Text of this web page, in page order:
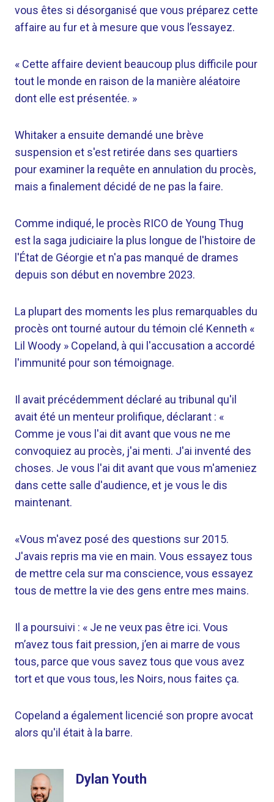
vous êtes si désorganisé que vous préparez cette
affaire au fur et à mesure que vous l’essayez.
« Cette affaire devient beaucoup plus difficile pour
tout le monde en raison de la manière aléatoire
dont elle est présentée. »
Whitaker a ensuite demandé une brève
suspension et s'est retirée dans ses quartiers
pour examiner la requête en annulation du procès,
mais a finalement décidé de ne pas la faire.
Comme indiqué, le procès RICO de Young Thug
est la saga judiciaire la plus longue de l'histoire de
l'État de Géorgie et n'a pas manqué de drames
depuis son début en novembre 2023.
La plupart des moments les plus remarquables du
procès ont tourné autour du témoin clé Kenneth «
Lil Woody » Copeland, à qui l'accusation a accordé
l'immunité pour son témoignage.
Il avait précédemment déclaré au tribunal qu'il
avait été un menteur prolifique, déclarant : «
Comme je vous l'ai dit avant que vous ne me
convoquiez au procès, j'ai menti. J'ai inventé des
choses. Je vous l'ai dit avant que vous m'ameniez
dans cette salle d'audience, et je vous le dis
maintenant.
«Vous m'avez posé des questions sur 2015.
J'avais repris ma vie en main. Vous essayez tous
de mettre cela sur ma conscience, vous essayez
tous de mettre la vie des gens entre mes mains.
Il a poursuivi : « Je ne veux pas être ici. Vous
m’avez tous fait pression, j’en ai marre de vous
tous, parce que vous savez tous que vous avez
tort et que vous tous, les Noirs, nous faites ça.
Copeland a également licencié son propre avocat
alors qu'il était à la barre.
Dylan Youth